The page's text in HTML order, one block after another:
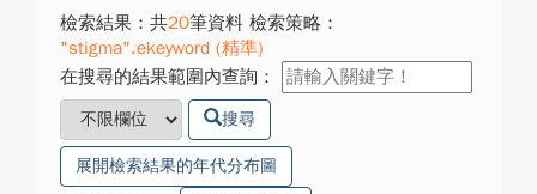
檢索結果：共20筆資料 檢索策略：
"stigma".ekeyword (精準)
在搜尋的結果範圍內查詢：
搜尋
展開檢索結果的年代分布圖